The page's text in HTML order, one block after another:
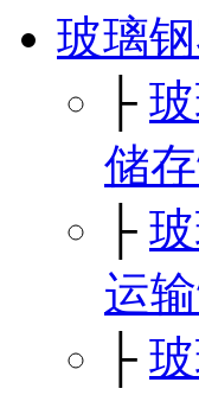
玻璃
├
储
├
运
├